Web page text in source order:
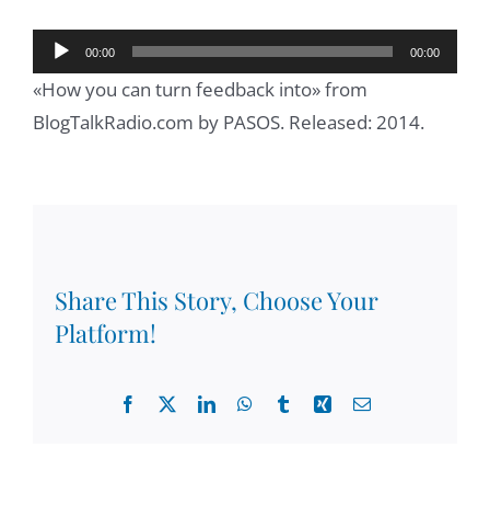
Reproductor
de
audio
00:00 00:00
«How you can turn feedback into» from
BlogTalkRadio.com by PASOS. Released: 2014.
Share This Story, Choose Your
Platform!
Facebook LinkedInWhatsApp
TumblrXing Email